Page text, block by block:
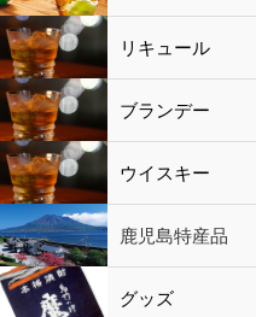
梅酒
シャンパン
リキュール リキュール
ブランデー
ウイスキー
鹿児島特産品
黒酢・酢
水
鹿児島特産品
おつまみ グッズ